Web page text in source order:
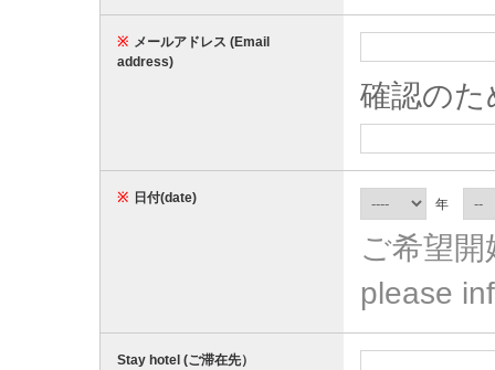
※ メールアドレス (Email
address)
確認の
※ 日付(date) 年
ご希望
please
Stay hotel (ご滞在先）